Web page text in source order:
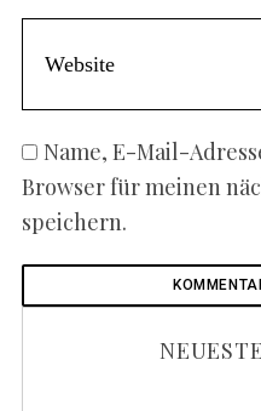
Name, E-Mail-
Browser für meinen
speichern.